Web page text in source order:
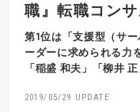
職』転職コン
第1位は「支援型（サ
ーダーに求められる力
「稲盛 和夫」「柳井 正
2019/05/29